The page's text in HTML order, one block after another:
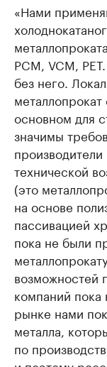
«Нами
PCM, VCM,
без него.
основном для
значимы
технической
(это
на основе
пассивацией
пока не были
возможностей
компаний пока
рынке нами
металла,
по